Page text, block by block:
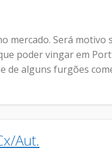
mercado. Será motivo
poder vingar em
de alguns furgões
Aut.